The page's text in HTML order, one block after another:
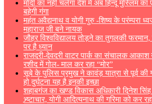
मोदी का नही चलेगा देश मे अब हिन्दू मुस्लिम का
बहेगी गंगा
महंत अवैद्यनाथ व योगी गुरु -शिष्य के परंम्परा
महाराज जी बने नायक
जौहर विश्वविद्यालय तोड़ने का तुगलकी
पर है ध्यान
राजदरी-देवदरी वाटर पार्क का संचालक आकाश
रशीद में गोल- माल कर रहा “मोर”
सूबे के पुलिस प्रमुख ने कावंड़ यात्रा से पूर्व की
हो दुर्घटना यह है इनकी इच्छा
शहाबगंज का खण्ड विकास अधिकारी दिनेश
भ्र्ष्टाचार, योगी आदित्यनाथ की गरिमा को कर